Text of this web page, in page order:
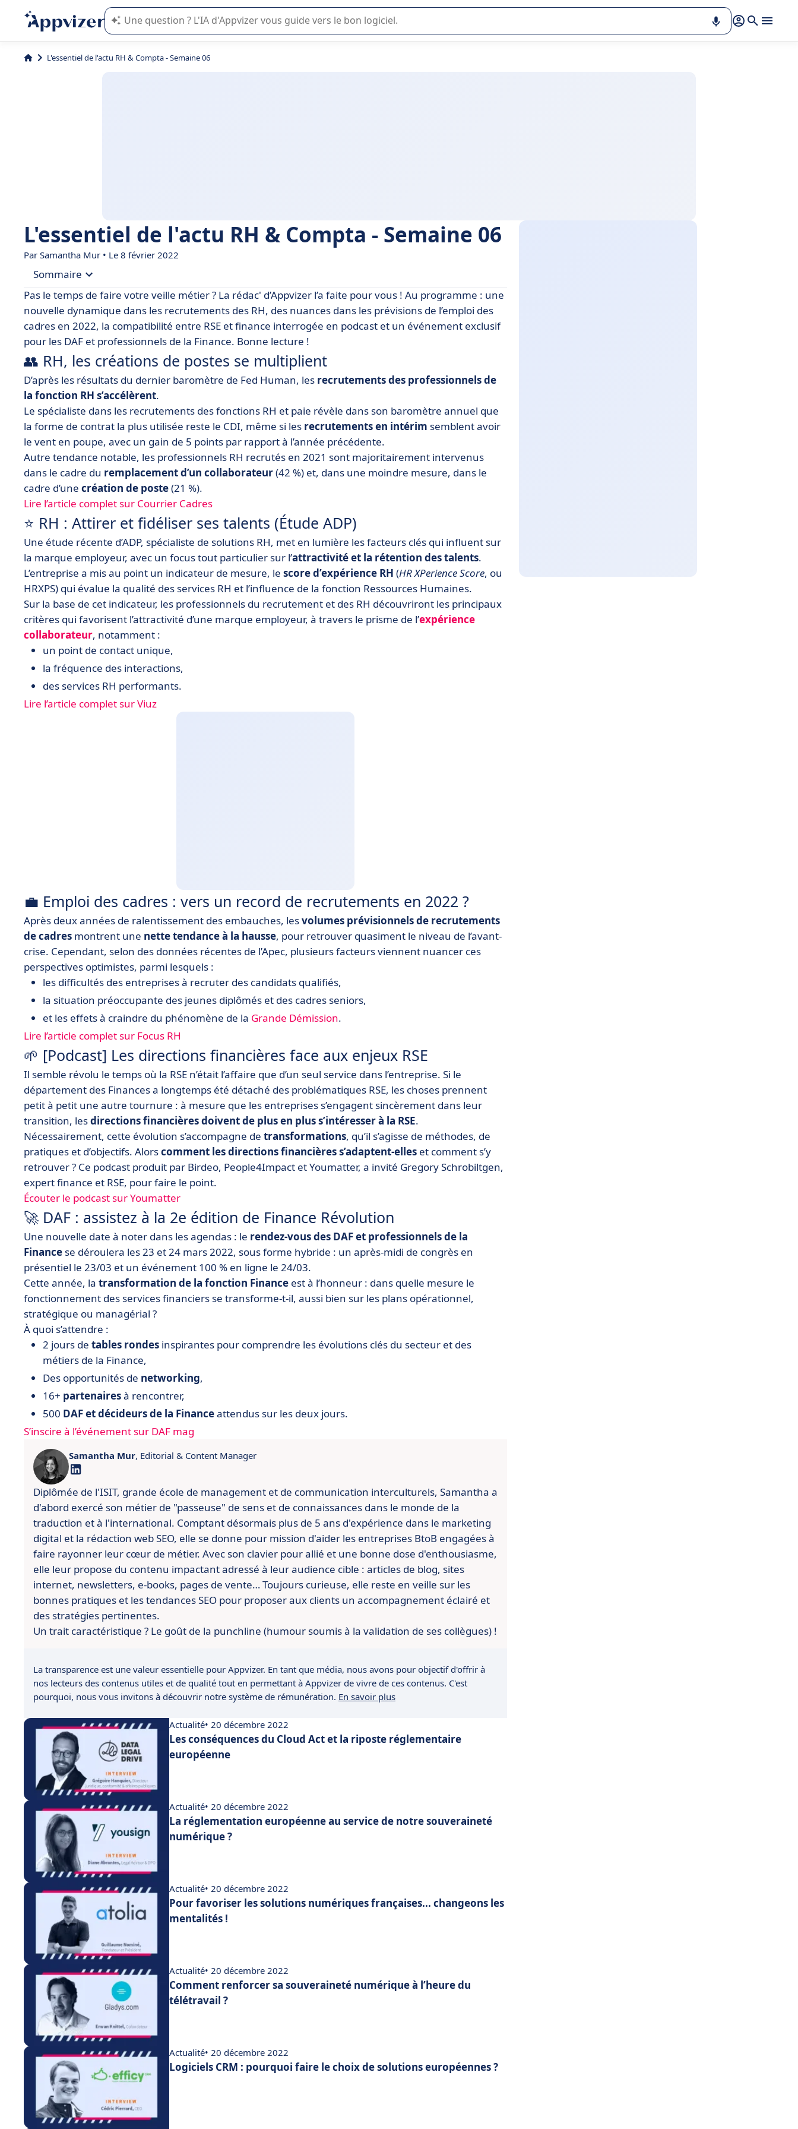
L'IA de Appvizer vous guide dans l'utilisation ou la sélection de logiciel SaaS en entreprise.
L'essentiel de l'actu RH & Compta - Semaine 06
L'essentiel de l'actu RH & Compta - Semaine 06
Par Samantha Mur • Le 8 février 2022
Sommaire
• 👥 RH, les créations de postes se multiplient
• ⭐️ RH : Attirer et fidéliser ses talents (Étude ADP)
• 💼 Emploi des cadres : vers un record de recrutements en 2022 ?
• 🌱 [Podcast] Les directions financières face aux enjeux RSE
• 🚀 DAF : assistez à la 2e édition de Finance Révolution
Pas le temps de faire votre veille métier ? La rédac' d’Appvizer l’a faite pour vous ! Au programme : une
nouvelle dynamique dans les recrutements des RH, des nuances dans les prévisions de l’emploi des
cadres en 2022, la compatibilité entre RSE et finance interrogée en podcast et un événement exclusif
pour les DAF et professionnels de la Finance. Bonne lecture !
👥 RH, les créations de postes se multiplient
D’après les résultats du dernier baromètre de Fed Human, les recrutements des professionnels de
la fonction RH s’accélèrent.
Le spécialiste dans les recrutements des fonctions RH et paie révèle dans son baromètre annuel que
la forme de contrat la plus utilisée reste le CDI, même si les recrutements en intérim semblent avoir
le vent en poupe, avec un gain de 5 points par rapport à l’année précédente.
Autre tendance notable, les professionnels RH recrutés en 2021 sont majoritairement intervenus
dans le cadre du remplacement d’un collaborateur(42 %) et, dans une moindre mesure, dans le
cadre d’une création de poste(21 %).
Lire l’article complet sur Courrier Cadres
⭐️ RH : Attirer et fidéliser ses talents (Étude ADP)
Une étude récente d’ADP, spécialiste de solutions RH, met en lumière les facteurs clés qui influent sur
la marque employeur, avec un focus tout particulier sur l’attractivité et la rétention des talents.
L’entreprise a mis au point un indicateur de mesure, le score d’expérience RH (HR XPerience Score, ou
HRXPS) qui évalue la qualité des services RH et l’influence de la fonction Ressources Humaines.
Sur la base de cet indicateur, les professionnels du recrutement et des RH découvriront les principaux
critères qui favorisent l’attractivité d’une marque employeur, à travers le prisme de l’expérience
collaborateur, notamment :
un point de contact unique,
la fréquence des interactions,
des services RH performants.
Lire l’article complet sur Viuz
💼 Emploi des cadres : vers un record de recrutements en 2022 ?
Après deux années de ralentissement des embauches, lesvolumes prévisionnels de recrutements
de cadres montrent une nette tendance à la hausse, pour retrouver quasiment le niveau de l’avant-
crise. Cependant, selon des données récentes de l’Apec, plusieurs facteurs viennent nuancer ces
perspectives optimistes, parmi lesquels :
les difficultés des entreprises à recruter des candidats qualifiés,
la situation préoccupante des jeunes diplômés et des cadres seniors,
et les effets à craindre du phénomène de la Grande Démission.
Lire l’article complet sur Focus RH
🌱 [Podcast] Les directions financières face aux enjeux RSE
Il semble révolu le temps où la RSE n’était l’affaire que d’un seul service dans l’entreprise. Si le
département des Finances a longtemps été détaché des problématiques RSE, les choses prennent
petit à petit une autre tournure : à mesure que les entreprises s’engagent sincèrement dans leur
transition, lesdirections financières doivent de plus en plus s’intéresser à la RSE.
Nécessairement, cette évolution s’accompagne de transformations, qu’il s’agisse de méthodes, de
pratiques et d’objectifs. Alorscomment les directions financières s’adaptent-elles et comment s’y
retrouver ? Ce podcast produit par Birdeo, People4Impact et Youmatter, a invité Gregory Schrobiltgen,
expert finance et RSE, pour faire le point.
Écouter le podcast sur Youmatter
🚀 DAF : assistez à la 2e édition de Finance Révolution
Une nouvelle date à noter dans les agendas : le rendez-vous des DAF et professionnelsde la
Finance se déroulera les 23 et 24 mars 2022, sous forme hybride : un après-midi de congrès en
présentiel le 23/03 et un événement 100 % en ligne le 24/03.
Cette année, la transformation de la fonction Finance est à l’honneur : dans quelle mesure le
fonctionnement des services financiers se transforme-t-il, aussi bien sur les plans opérationnel,
stratégique ou managérial ?
À quoi s’attendre :
2 jours de tables rondes inspirantes pour comprendre les évolutions clés du secteur et des
métiers de la Finance,
Des opportunités de networking,
16+ partenairesà rencontrer,
500 DAF et décideurs de la Financeattendus sur les deux jours.
S’inscire à l’événement sur DAF mag
Samantha Mur, Editorial & Content Manager
Diplômée de l'ISIT, grande école de management et de communication interculturels, Samantha a
d'abord exercé son métier de "passeuse" de sens et de connaissances dans le monde de la
traduction et à l'international. Comptant désormais plus de 5 ans d'expérience dans le marketing
digital et la rédaction web SEO, elle se donne pour mission d'aider les entreprises BtoB engagées à
faire rayonner leur cœur de métier. Avec son clavier pour allié et une bonne dose d'enthousiasme,
elle leur propose du contenu impactant adressé à leur audience cible : articles de blog, sites
internet, newsletters, e-books, pages de vente… Toujours curieuse, elle reste en veille sur les
bonnes pratiques et les tendances SEO pour proposer aux clients un accompagnement éclairé et
des stratégies pertinentes.
Un trait caractéristique ? Le goût de la punchline (humour soumis à la validation de ses collègues) !
La transparence est une valeur essentielle pour Appvizer. En tant que média, nous avons pour objectif d'offrir à
nos lecteurs des contenus utiles et de qualité tout en permettant à Appvizer de vivre de ces contenus. C'est
pourquoi, nous vous invitons à découvrir notre système de rémunération. En savoir plus
Actualité• 20 décembre 2022
Les conséquences du Cloud Act et la riposte réglementaire
européenne
Actualité• 20 décembre 2022
La réglementation européenne au service de notre souveraineté
numérique ?
Actualité• 20 décembre 2022
Pour favoriser les solutions numériques françaises... changeons les
mentalités !
Actualité• 20 décembre 2022
Comment renforcer sa souveraineté numérique à l’heure du
télétravail ?
Actualité• 20 décembre 2022
Logiciels CRM : pourquoi faire le choix de solutions européennes ?